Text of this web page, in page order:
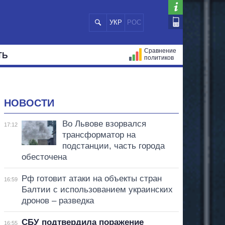
УКР РОС
Сравнение
политиков
НОВОСТИ
17:12
Во Львове взорвался
трансформатор на
подстанции, часть города
обесточена
16:59
Рф готовит атаки на объекты стран
Балтии с использованием украинских
дронов – разведка
16:55
СБУ подтвердила поражение